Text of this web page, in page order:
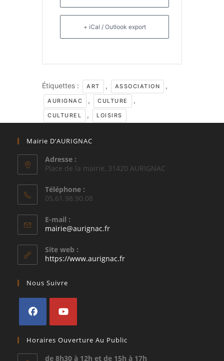
+ iCal / Outlook export
Étiquettes : ART , ASSOCIATION ,
AURIGNAC , CULTURE ,
CULTUREL , LOISIRS
Mairie D’AURIGNAC
Adresse :
Place de la mairie, 31420 AURIGNAC
Téléphone :
05.61.98.90.08
E-mail :
mairie@aurignac.frS’ouvre
application
Site web :
https://www.aurignac.fr
Nous Suivre
dans
un
dans
un
Horaires Ouverture Au Public
de 8h30 à 12h et de 15h à 17h